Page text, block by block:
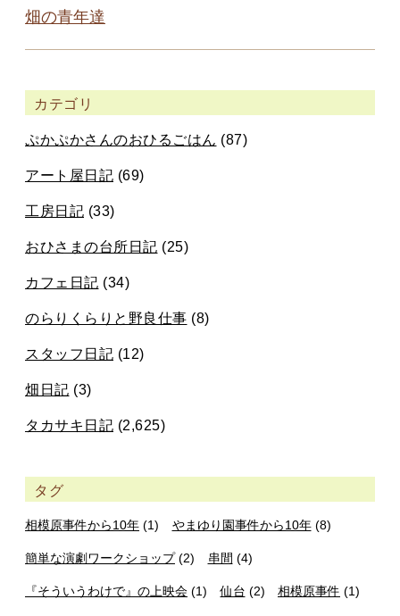
畑の青年達
カテゴリ
ぷかぷかさんのおひるごはん (87)
アート屋日記 (69)
工房日記 (33)
おひさまの台所日記 (25)
カフェ日記 (34)
のらりくらりと野良仕事 (8)
スタッフ日記 (12)
畑日記 (3)
タカサキ日記 (2,625)
タグ
相模原事件から10年 (1) やまゆり園事件から10年(8)
簡単な演劇ワークショップ(2) 串間 (4)
『そういうわけで』の上映会 (1) 仙台 (2) 相模原事件 (1)